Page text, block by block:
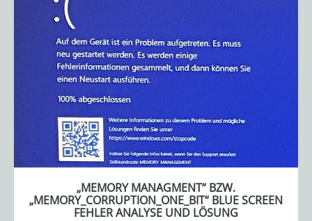
„MEMORY MANAGMENT“ BZW.
„MEMORY_CORRUPTION_ONE_BIT“ BLUE SCREEN
FEHLER ANALYSE UND LÖSUNG